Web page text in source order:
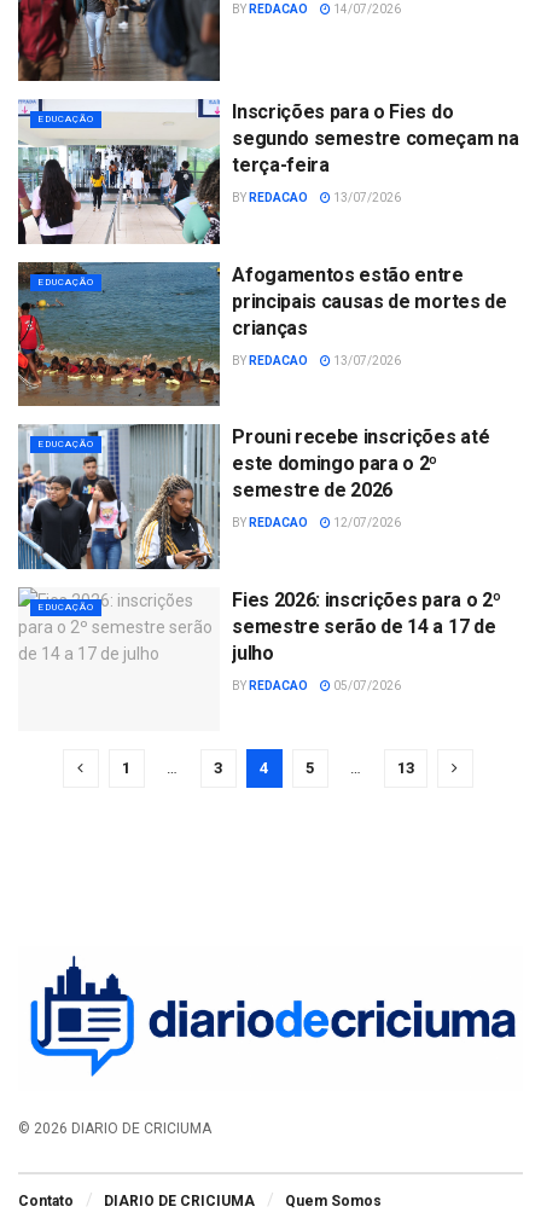
BY REDACAO 14/07/2026
EDUCAÇÃO
Inscrições para o Fies do
segundo semestre começam na
terça-feira
BY REDACAO 13/07/2026
EDUCAÇÃO
Afogamentos estão entre
principais causas de mortes de
crianças
BY REDACAO 13/07/2026
EDUCAÇÃO
Prouni recebe inscrições até
este domingo para o 2º
semestre de 2026
BY REDACAO 12/07/2026
EDUCAÇÃO
Fies 2026: inscrições para o 2º
semestre serão de 14 a 17 de
julho
BY REDACAO 05/07/2026
1 … 3 4 5 … 13
© 2026 DIARIO DE CRICIUMA
Contato DIARIO DE CRICIUMA Quem Somos